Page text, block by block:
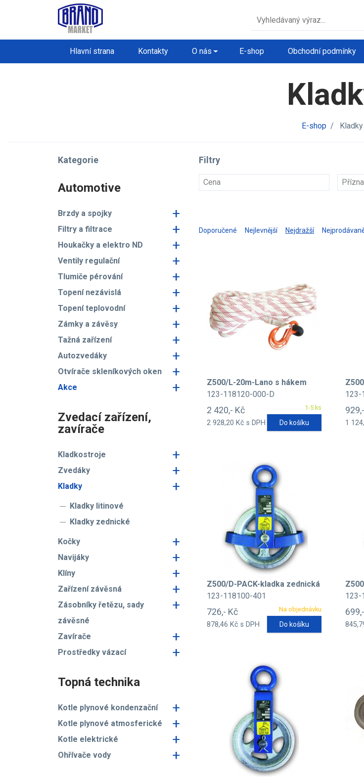
Hlavní strana Kontakty O nás E-shop Obchodní podmínky
E-shop / Kladky
Kategorie
Automotive
Brzdy a spojky +
Filtry a filtrace +
Houkačky a elektro ND +
Ventily regulační +
Tlumiče pérování +
Topení nezávislá +
Topení teplovodní +
Zámky a závěsy +
Tažná zařízení +
Autozvedáky +
Otvírače skleníkových oken +
Akce +
Zvedací zařízení,
zavírače
Kladkostroje +
Zvedáky +
Kladky +
Kladky litinové
Kladky zednické
Kočky +
Navijáky +
Klíny +
Zařízení závěsná +
Zásobníky řetězu, sady
závěsné
+
Zavírače +
Prostředky vázací +
Topná technika
Kotle plynové kondenzační +
Kotle plynové atmosferické +
Kotle elektrické +
Ohřívače vody +
Filtry
Cena
Doporučené Nejlevnější Nejdražší
Z500/L-20m-Lano s hákem
123-118120-000-D
1-5 ks
2 420,- Kč
2 928,20 Kč s DPH Do košíku
123-
1
Z500/D-PACK-kladka zednická
123-118100-401
Na objednávku
726,- Kč
878,46 Kč s DPH Do košíku
123-